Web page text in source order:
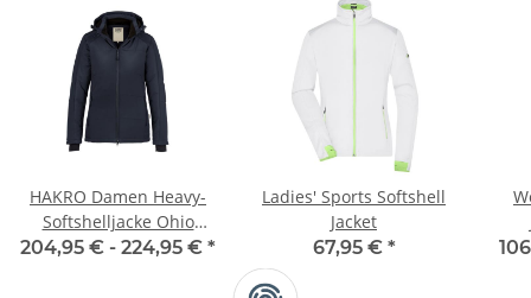
HAKRO Damen Heavy-
Softshelljacke Ohio
Damen
204,95 € - 224,95 € *
Ladies' Sports Softshell
Jacket
67,95 € *